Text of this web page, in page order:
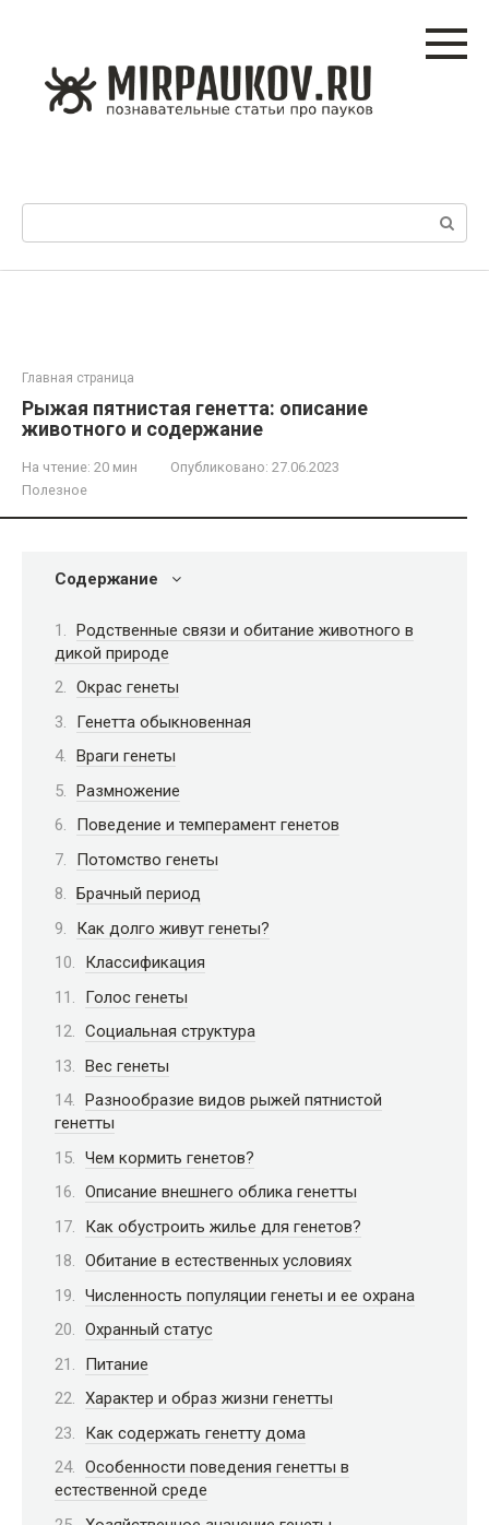
Главная страница
Рыжая пятнистая генетта: описание
животного и содержание
На чтение: 20 мин Опубликовано: 27.06.2023
Полезное
Содержание
Родственные связи и обитание животного в
дикой природе
Окрас генеты
Генетта обыкновенная
Враги генеты
Размножение
Поведение и темперамент генетов
Потомство генеты
Брачный период
Как долго живут генеты?
Классификация
Голос генеты
Социальная структура
Вес генеты
Разнообразие видов рыжей пятнистой
генетты
Чем кормить генетов?
Описание внешнего облика генетты
Как обустроить жилье для генетов?
Обитание в естественных условиях
Численность популяции генеты и ее охрана
Охранный статус
Питание
Характер и образ жизни генетты
Как содержать генетту дома
Особенности поведения генетты в
естественной среде